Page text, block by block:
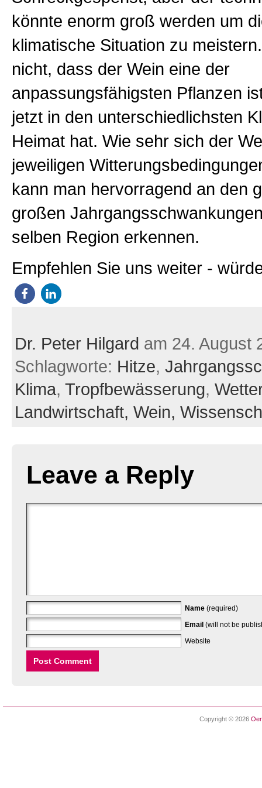
könnte enorm groß werden um
klimatische Situation zu
nicht, dass der Wein eine der
anpassungsfähigsten Pflanzen
jetzt in den unterschiedlichsten
Heimat hat. Wie sehr sich der
jeweiligen
kann man hervorragend an den
großen
selben Region erkennen.
Empfehlen Sie uns weiter -
Dr. Peter Hilgard am 24. August
Schlagworte: Hitze,
Klima, Tropfbewässerung,
Landwirtschaft, Wein,
Leave a Reply
Name (required)
Email (will not be
Website
Copyright © 2026